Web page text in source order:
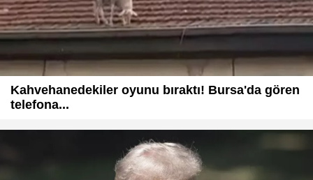
Kahvehanedekiler oyunu bıraktı! Bursa'da gören
telefona...